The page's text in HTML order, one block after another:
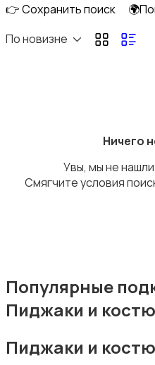
Верхняя одежда
Головные уборы
👉 Сохранить поиск
По новизне
Ничего
Увы, мы не
Смягчите условия
Популярные
Пиджаки и
Пиджаки и